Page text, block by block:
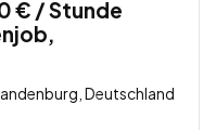
€ / Stunde
Deutschland